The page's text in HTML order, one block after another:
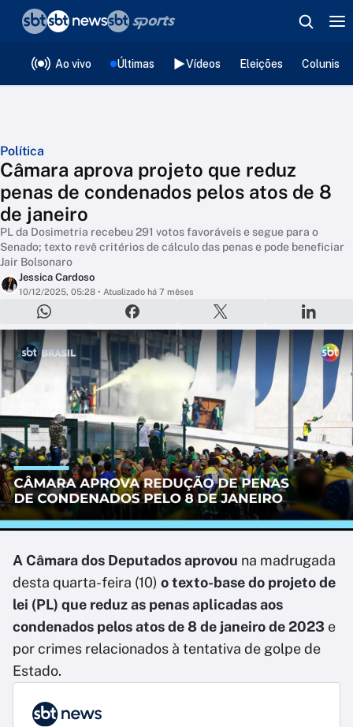
Ao vivo Últimas Vídeos Eleições
Política
Câmara aprova projeto que reduz
penas de condenados pelos atos de 8
de janeiro
PL da Dosimetria recebeu 291 votos favoráveis e segue para o
Senado; texto revê critérios de cálculo das penas e pode beneficiar
Jair Bolsonaro
Jessica Cardoso
10/12/2025, 05:28 • Atualizado há 7 mêses
A Câmara dos Deputados aprovou na madrugada
desta quarta-feira (10) o texto-base do projeto de
lei (PL) que reduz as penas aplicadas aos
condenados pelos atos de 8 de janeiro de 2023 e
por crimes relacionados à tentativa de golpe de
Estado.
❮voltar
Editorias